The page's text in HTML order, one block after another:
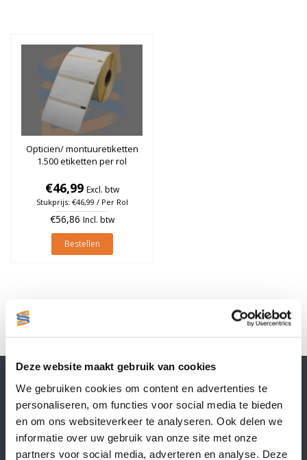
Deze website maakt gebruik van cookies
We gebruiken cookies om content en advertenties te
personaliseren, om functies voor social media te bieden
en om ons websiteverkeer te analyseren. Ook delen we
informatie over uw gebruik van onze site met onze
partners voor social media, adverteren en analyse. Deze
Opticien/ montuuretiketten
1.500 etiketten per rol
€46,99 Excl. btw
Stukprijs: €46,99 / Per Rol
€56,86 Incl. btw
Bestellen
1
Contactgegevens
Supply Service B.V.
Nijverheidsstraat 25-K
3861 RJ Nijkerk
info@supplyservice.nl
+31 33 468 13 42